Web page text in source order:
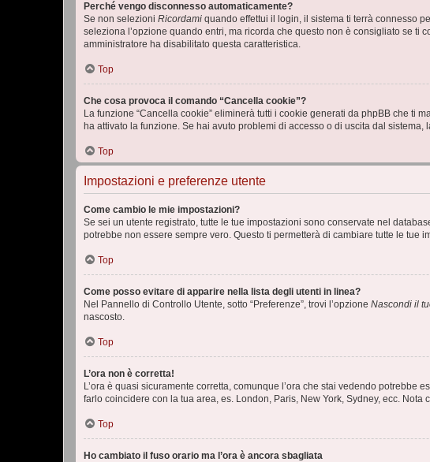
Perché vengo disconnesso automaticamente?
Se non selezioni Ricordami quando effettui il login, il sistema ti terrà connesso
seleziona l’opzione quando entri, ma ricorda che questo non è consigliato se ti
amministratore ha disabilitato questa caratteristica.
Top
Che cosa provoca il comando “Cancella cookie”?
La funzione “Cancella cookie” eliminerà tutti i cookie generati da phpBB che ti
ha attivato la funzione. Se hai avuto problemi di accesso o di uscita dal
Top
Impostazioni e preferenze utente
Come cambio le mie impostazioni?
Se sei un utente registrato, tutte le tue impostazioni sono conservate nel
potrebbe non essere sempre vero. Questo ti permetterà di cambiare tutte le tue
Top
Come posso evitare di apparire nella lista degli utenti in linea?
Nel Pannello di Controllo Utente, sotto “Preferenze”, trovi l’opzione Nascondi il
nascosto.
Top
L’ora non è corretta!
L’ora è quasi sicuramente corretta, comunque l’ora che stai vedendo
farlo coincidere con la tua area, es. London, Paris, New York, Sydney, ecc.
Top
Ho cambiato il fuso orario ma l’ora è ancora sbagliata